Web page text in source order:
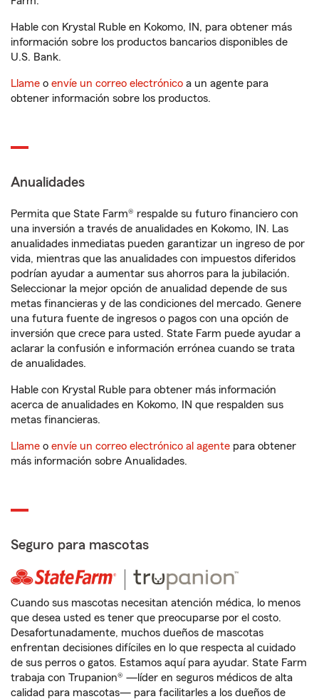
Hable con Krystal Ruble en Kokomo, IN, para obtener más
información sobre los productos bancarios disponibles de
U.S. Bank.
Llame o envíe un correo electrónico a un agente para
obtener información sobre los productos.
Anualidades
Permita que State Farm® respalde su futuro financiero con
una inversión a través de anualidades en Kokomo, IN. Las
anualidades inmediatas pueden garantizar un ingreso de por
vida, mientras que las anualidades con impuestos diferidos
podrían ayudar a aumentar sus ahorros para la jubilación.
Seleccionar la mejor opción de anualidad depende de sus
metas financieras y de las condiciones del mercado. Genere
una futura fuente de ingresos o pagos con una opción de
inversión que crece para usted. State Farm puede ayudar a
aclarar la confusión e información errónea cuando se trata
de anualidades.
Hable con Krystal Ruble para obtener más información
acerca de anualidades en Kokomo, IN que respalden sus
metas financieras.
Llame o envíe un correo electrónico al agente para obtener
más información sobre Anualidades.
Seguro para mascotas
Cuando sus mascotas necesitan atención médica, lo menos
que desea usted es tener que preocuparse por el costo.
Desafortunadamente, muchos dueños de mascotas
enfrentan decisiones difíciles en lo que respecta al cuidado
de sus perros o gatos. Estamos aquí para ayudar. State Farm
trabaja con Trupanion® —líder en seguros médicos de alta
calidad para mascotas— para facilitarles a los dueños de